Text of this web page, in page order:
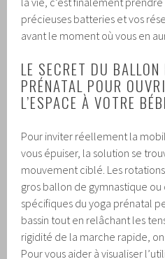
précieuses batteries et vos
avant le moment où vous en
LE SECRET DU
PRÉNATAL POUR
L’ESPACE À VOTRE
Pour inviter réellement la
vous épuiser, la solution se
mouvement ciblé. Les
gros ballon de gymnastique
spécifiques du yoga prénatal
bassin tout en relâchant les
rigidité de la marche rapide,
Pour vous aider à visualiser